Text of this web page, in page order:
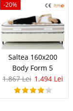
-20%
Saltea 160x200
Body Form 5
1.867 Lei 1.494 Lei